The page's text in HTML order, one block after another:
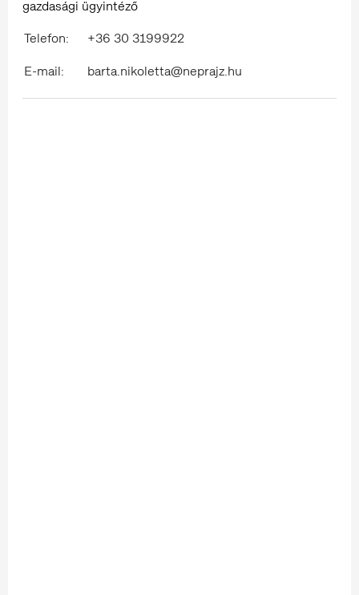
gazdasági ügyintéző
Telefon:
+36 30 3199922
E-mail:
barta.nikoletta@neprajz.hu